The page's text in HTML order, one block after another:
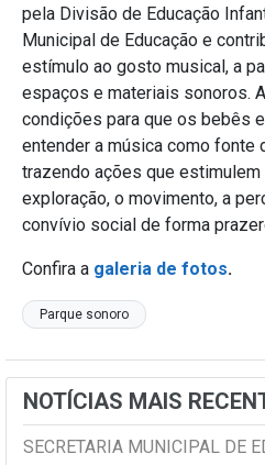
pela Divisão de Educação
Municipal de Educação e
estímulo ao gosto musical, a
espaços e materiais sonoros.
condições para que os bebês
entender a música como fonte
trazendo ações que estimulem
exploração, o movimento, a
convívio social de forma
Confira a galeria de fotos.
Parque sonoro
NOTÍCIAS MAIS
SECRETARIA MUNICIPAL DE